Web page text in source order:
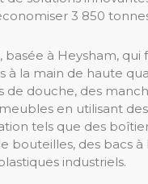
3 850
basée à Heysham, qui
à la main de haute
de douche, des
en utilisant
tels que des
bouteilles, des bacs
industriels.